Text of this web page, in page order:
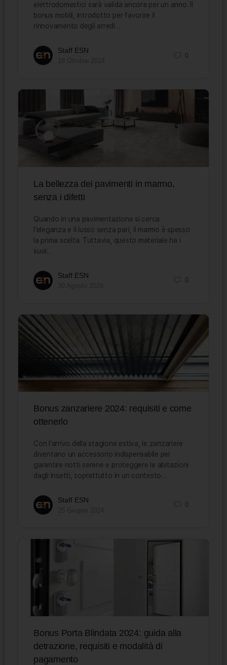
elettrodomestici sarà valida ancora per un anno. Il
bonus mobili, introdotto per favorire il
rinnovamento degli arredi…
Staff ESN
0
La bellezza dei pavimenti in marmo,
senza i difetti
Quando in una pavimentazione si cerca
l’eleganza e il lusso senza pari, il marmo è spesso
la prima scelta. Tuttavia, questo materiale ha i
suoi…
Staff ESN
0
Bonus zanzariere 2024: requisiti e come
ottenerlo
Con l’arrivo della stagione estiva, le zanzariere
diventano un accessorio indispensabile per
garantire notti serene e proteggere le abitazioni
dagli insetti, soprattutto in un contesto…
Staff ESN
0
Bonus Porta Blindata 2024: guida alla
detrazione, requisiti e modalità di
pagamento